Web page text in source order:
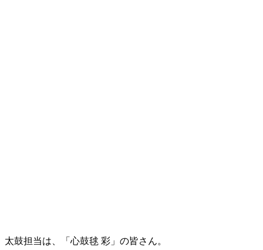
太鼓担当は、「心鼓毬 彩」の皆さん。